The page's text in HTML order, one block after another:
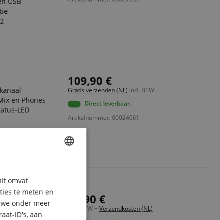
en Phones
LED
109,90 €
Gratis verzenden (NL) incl. BTW
Direct leverbaar.
Artikelnummer: 00024061
kanaal
54,90 €
incl. BTW + Verzendkosten (NL)
omvat
te meten en
onder meer
ID's, aan